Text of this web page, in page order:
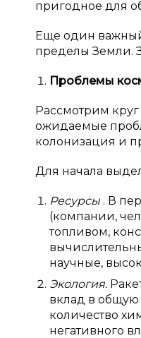
пригодное для
Еще один
пределы Земли.
Проблемы
Рассмотрим
ожидаемые
колонизация и
Для начала
Ресурсы . В
(компании,
топливом,
научные,
Экология.
вклад в общую
количество
негативного